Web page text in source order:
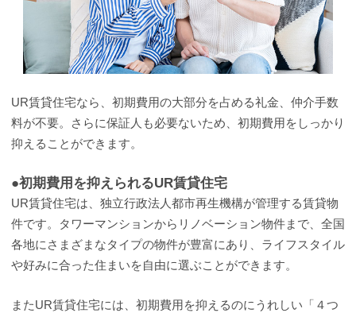
UR賃貸住宅なら、初期費用の大部分を占める礼金、仲介手数
料が不要。さらに保証人も必要ないため、初期費用をしっかり
抑えることができます。
●初期費用を抑えられるUR賃貸住宅
UR賃貸住宅は、独立行政法人都市再生機構が管理する賃貸物
件です。タワーマンションからリノベーション物件まで、全国
各地にさまざまなタイプの物件が豊富にあり、ライフスタイル
や好みに合った住まいを自由に選ぶことができます。
またUR賃貸住宅には、初期費用を抑えるのにうれしい「４つ